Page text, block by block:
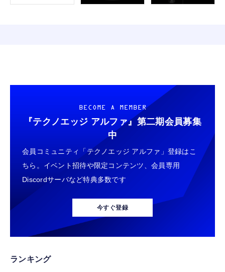
BECOME A MEMBER
『テクノエッジ アルファ』 第二期会員募集
中
会員コミュニティ「テクノエッジ アルファ」登録はこ
ちら。イベント招待や限定コンテンツ、会員専用
Discordサーバなど特典多数です
今すぐ登録
ランキング